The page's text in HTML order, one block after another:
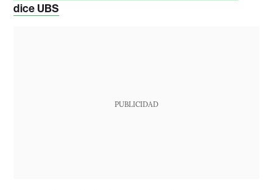
dice UBS
PUBLICIDAD